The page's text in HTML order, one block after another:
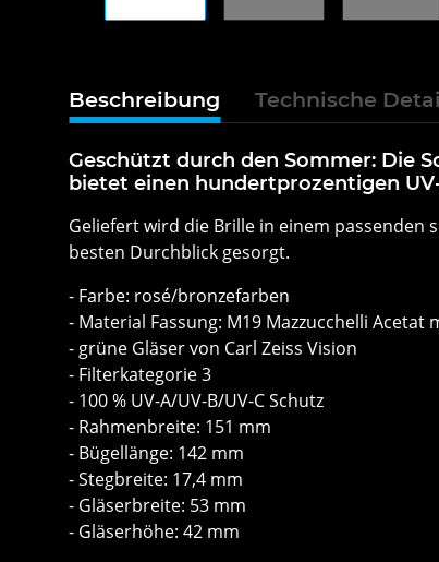
Beschreibung Technische
Geschützt durch den Sommer: Die
bietet einen hundertprozentigen
Geliefert wird die Brille in einem passenden
besten Durchblick gesorgt.
- Farbe: rosé/bronzefarben
- Material Fassung: M19 Mazzucchelli Acetat
- grüne Gläser von Carl Zeiss Vision
- Filterkategorie 3
- 100 % UV-A/UV-B/UV-C Schutz
- Rahmenbreite: 151 mm
- Bügellänge: 142 mm
- Stegbreite: 17,4 mm
- Gläserbreite: 53 mm
- Gläserhöhe: 42 mm